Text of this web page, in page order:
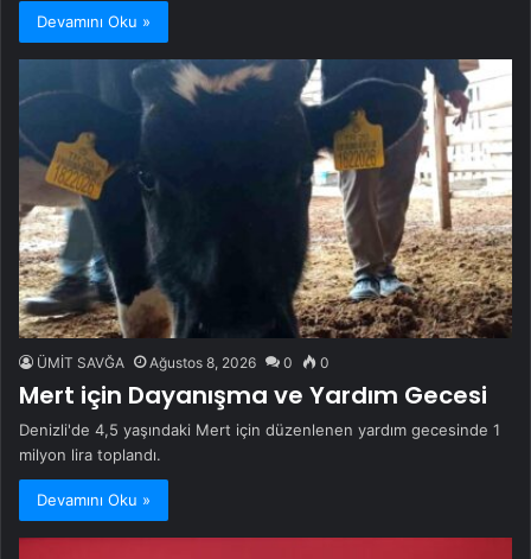
Devamını Oku »
ÜMİT SAVĞA Ağustos 8, 2026 0 0
Mert için Dayanışma ve Yardım Gecesi
Denizli'de 4,5 yaşındaki Mert için düzenlenen yardım gecesinde 1
milyon lira toplandı.
Devamını Oku »